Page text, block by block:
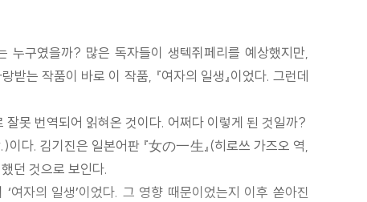
누구였을까? 많은 독자들이 생텍쥐페리를 예상했지만,
는 작품이 바로 이 작품, 『여자의 일생』이었다. 그런데
잘못 번역되어 읽혀온 것이다. 어쩌다 이렇게 된 것일까?
이다. 김기진은 일본어판 『女の一生』(히로쓰 가즈오 역,
던 것으로 보인다.
자의 일생’이었다. 그 영향 때문이었는지 이후 쏟아진